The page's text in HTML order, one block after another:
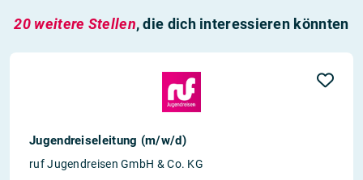
20 weitere Stellen, die dich interessieren könnten
Jugendreiseleitung (m/w/d)
ruf Jugendreisen GmbH & Co. KG